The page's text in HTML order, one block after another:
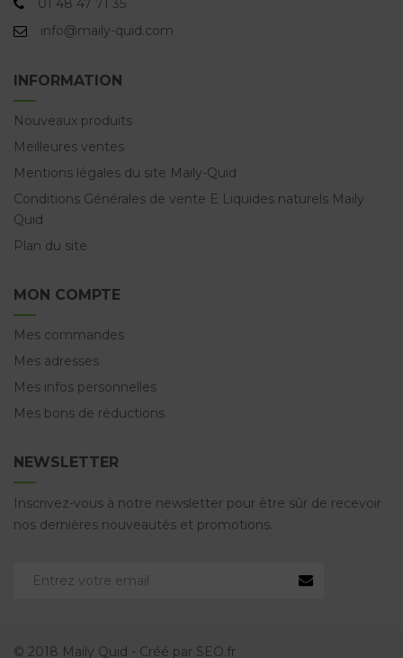
01 48 47 71 35
info@maily-quid.com
INFORMATION
Nouveaux produits
Meilleures ventes
Mentions légales du site Maily-Quid
Conditions Générales de vente E Liquides naturels Maily
Quid
Plan du site
MON COMPTE
Mes commandes
Mes adresses
Mes infos personnelles
Mes bons de réductions
NEWSLETTER
Inscrivez-vous à notre newsletter pour être sûr de recevoir
nos dernières nouveautés et promotions.
© 2018 Maily Quid - Créé par SEO.fr